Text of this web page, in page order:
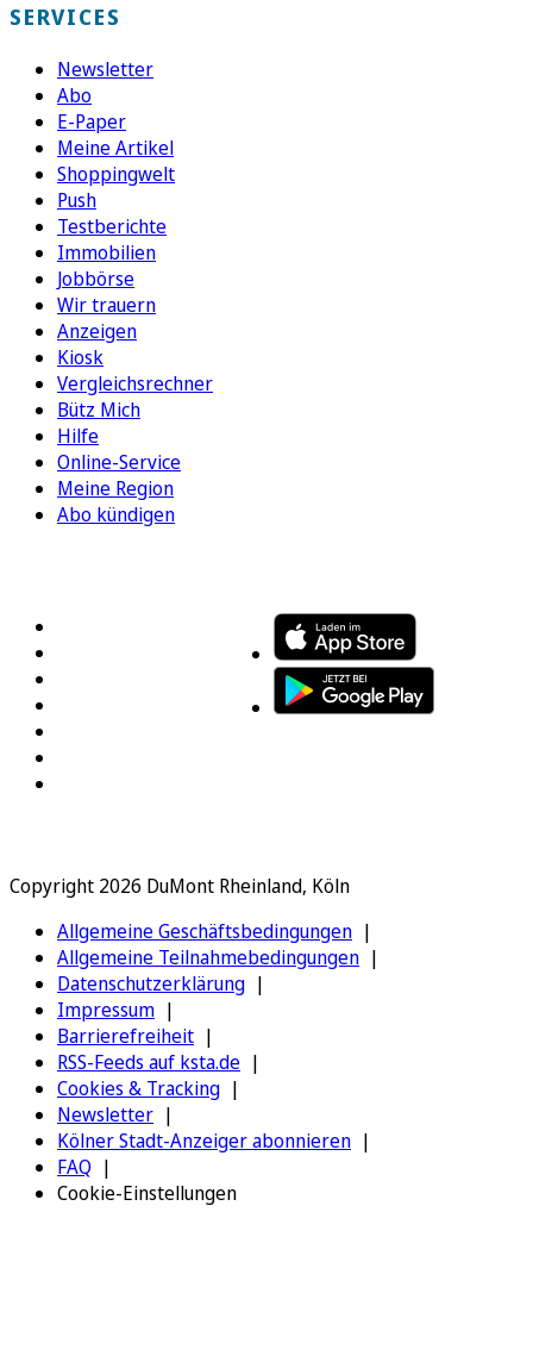
SERVICES
Newsletter
Abo
E-Paper
Meine Artikel
Shoppingwelt
Push
Testberichte
Immobilien
Jobbörse
Wir trauern
Anzeigen
Kiosk
Vergleichsrechner
Bütz Mich
Hilfe
Online-Service
Meine Region
Abo kündigen
Copyright 2026 DuMont Rheinland, Köln
Allgemeine Geschäftsbedingungen
Allgemeine Teilnahmebedingungen
Datenschutzerklärung
Impressum
Barrierefreiheit
RSS-Feeds auf ksta.de
Cookies & Tracking
Newsletter
Kölner Stadt-Anzeiger abonnieren
FAQ
Cookie-Einstellungen